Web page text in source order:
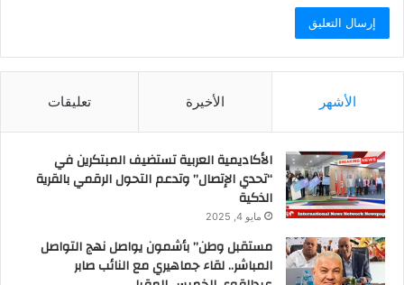
الأشهر الأخيرة تعليقات
الأكاديمية العربية تستضيف المبتكرين في
“تحدي الإتصال” وتدعم التحول الرقمي بالقرية
الذكية
مايو 4, 2025
مستقبل وطن” بأشمون يواصل نهج التواصل
المباشر.. لقاء جماهيري مع النائب صابر